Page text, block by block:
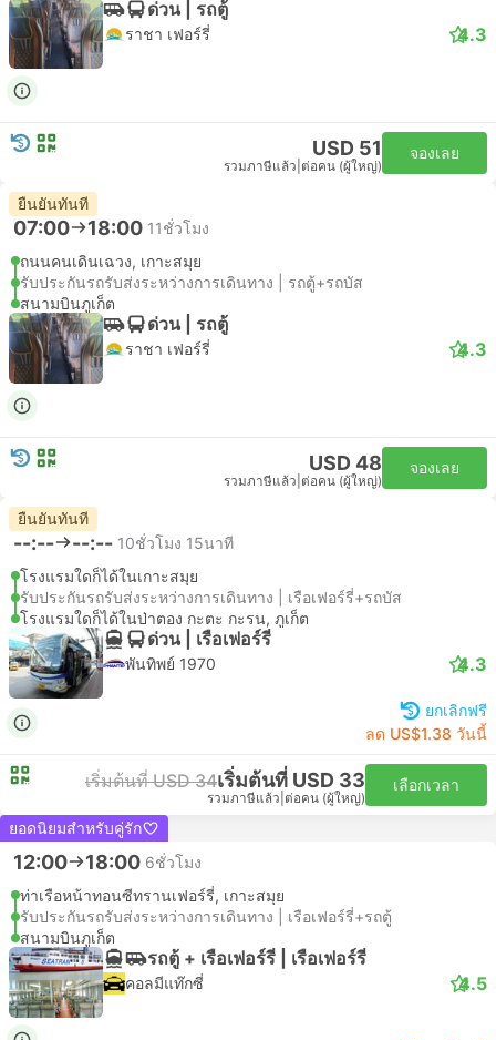
ด่วน | รถตู้
ราชา เฟอร์รี่ 4.3
USD 51
รวมภาษีแล้ว ต่อคน (ผู้ใหญ่)
จองเลย
ยืนยันทันที
07:00 18:00 11ชั่วโมง
ถนนคนเดินเฉวง, เกาะสมุย
รับประกันรถรับส่งระหว่างการเดินทาง | รถตู้+รถบัส
สนามบินภูเก็ต
ด่วน | รถตู้
ราชา เฟอร์รี่ 4.3
USD 48
รวมภาษีแล้ว ต่อคน (ผู้ใหญ่)
จองเลย
ยืนยันทันที
--:-- --:-- 10ชั่วโมง 15นาที
โรงแรมใดก็ได้ในเกาะสมุย
รับประกันรถรับส่งระหว่างการเดินทาง | เรือเฟอร์รี่+รถบัส
โรงแรมใดก็ได้ในป่าตอง กะตะ กะรน, ภูเก็ต
ด่วน | เรือเฟอร์รี่
พันทิพย์ 1970 4.3
ยกเลิกฟรี
ลด US$1.38 วันนี้
เริ่มต้นที่ USD 34เริ่มต้นที่ USD 33
รวมภาษีแล้ว ต่อคน (ผู้ใหญ่)
เลือกเวลา
ยอดนิยมสำหรับคู่รัก
12:00 18:00 6ชั่วโมง
ท่าเรือหน้าทอนซีทรานเฟอร์รี่, เกาะสมุย
รับประกันรถรับส่งระหว่างการเดินทาง | เรือเฟอร์รี่+รถตู้
สนามบินภูเก็ต
รถตู้ + เรือเฟอร์รี่ | เรือเฟอร์รี่
คอลมีแท๊กซี่ 4.5